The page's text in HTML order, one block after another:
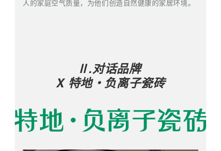
人的家庭空气质量，为他们创造自然健康的家居环境。
Ⅱ.对话品牌
X 特地・负离子瓷砖